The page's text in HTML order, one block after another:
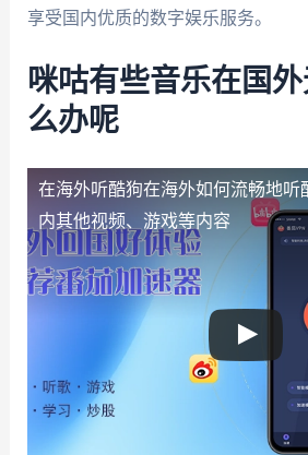
享受国内优质的数字娱乐服务。
咪咕有些音乐在国
么办呢
在海外听酷狗在海外如何流畅地听
内其他视频、游戏等内容